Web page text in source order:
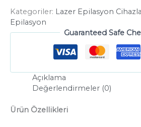
Kategoriler: Lazer Epilasyon
Epilasyon
Guaranteed Safe
Açıklama
Değerlendirmeler (0)
Ürün Özellikleri